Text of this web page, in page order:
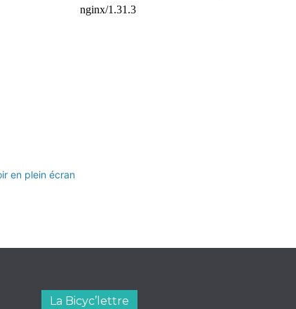
en plein écran
La Bicyc’lettre